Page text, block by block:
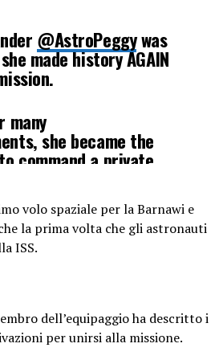
@AstroPeggywas
made history AGAIN
many
she became the
command a private
QNvR0rqvmf
(@Axiom_Space)May
volo spaziale per la Barnawi e
la prima volta che gli astronauti
ISS.
dell’equipaggio ha descritto i
per unirsi alla missione.